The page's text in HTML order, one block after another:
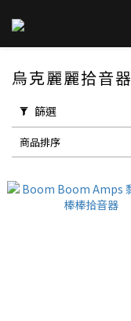
烏克麗麗拾音器
篩選
商品排序